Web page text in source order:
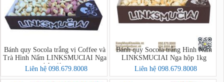
Bánh quy Socola trắng vị Coffee và
Trà Hình Nấm LINKSMUCIAI Nga
hộp 1kg
Liên hệ 098.679.8008
Bánh quy Socola trắng Hình Nấm
LINKSMUCIAI Nga hộp 1kg
Liên hệ 098.679.8008